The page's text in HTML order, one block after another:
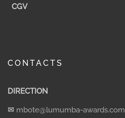
CGV
CONTACTS
DIRECTION
✉ mbote@lumumba-awards.com